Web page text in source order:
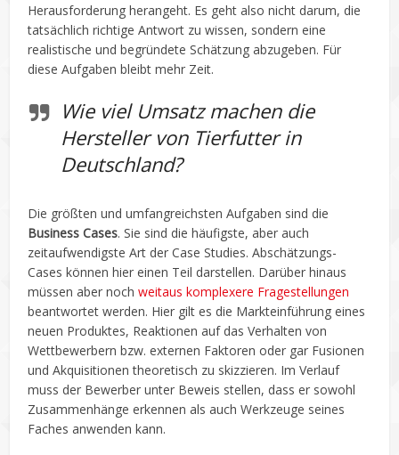
Herausforderung herangeht. Es geht also nicht darum, die
tatsächlich richtige Antwort zu wissen, sondern eine
realistische und begründete Schätzung abzugeben. Für
diese Aufgaben bleibt mehr Zeit.
Wie viel Umsatz machen die
Hersteller von Tierfutter in
Deutschland?
Die größten und umfangreichsten Aufgaben sind die
Business Cases. Sie sind die häufigste, aber auch
zeitaufwendigste Art der Case Studies. Abschätzungs-
Cases können hier einen Teil darstellen. Darüber hinaus
müssen aber nochweitaus komplexere Fragestellungen
beantwortet werden. Hier gilt es die Markteinführung eines
neuen Produktes, Reaktionen auf das Verhalten von
Wettbewerbern bzw. externen Faktoren oder gar Fusionen
und Akquisitionen theoretisch zu skizzieren. Im Verlauf
muss der Bewerber unter Beweis stellen, dass er sowohl
Zusammenhänge erkennen als auch Werkzeuge seines
Faches anwenden kann.